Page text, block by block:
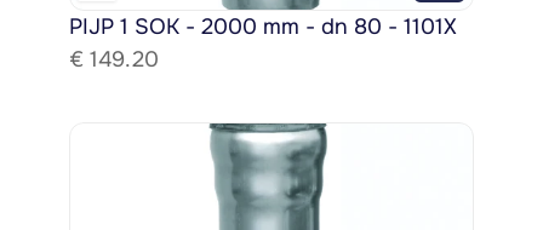
PIJP 1 SOK - 2000 mm - dn 80 - 1101X
€ 149.20